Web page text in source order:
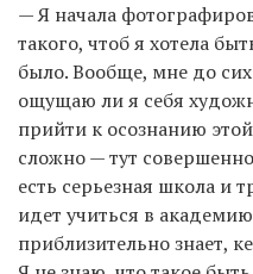
— Я начала
такого, чтоб я хотела
было. Вообще, мне до
ощущаю ли я себя
прийти к осознанию
сложно — тут
есть серьезная школа и
идет учиться в
приблизительно знает,